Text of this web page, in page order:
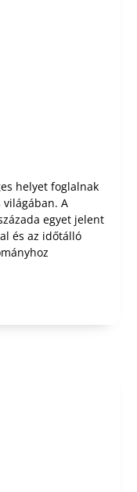
helyet foglalnak
világában. A
egyet jelent
és az időtálló